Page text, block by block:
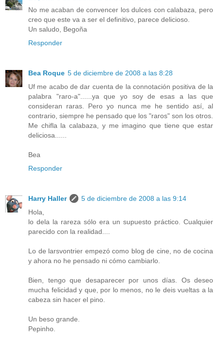
No me acaban de convencer los dulces con calabaza, pero
creo que este va a ser el definitivo, parece delicioso.
Un saludo, Begoña
Responder
Bea Roque 5 de diciembre de 2008 a las 8:28
Uf me acabo de dar cuenta de la connotación positiva de la
palabra "raro-a"......ya que yo soy de esas a las que
consideran raras. Pero yo nunca me he sentido así, al
contrario, siempre he pensado que los "raros" son los otros.
Me chifla la calabaza, y me imagino que tiene que estar
deliciosa......
Bea
Responder
Harry Haller
5 de diciembre de 2008 a las 9:14
Hola,
lo dela la rareza sólo era un supuesto práctico. Cualquier
parecido con la realidad....
Lo de larsvontrier empezó como blog de cine, no de cocina
y ahora no he pensado ni cómo cambiarlo.
Bien, tengo que desaparecer por unos días. Os deseo
mucha felicidad y que, por lo menos, no le deis vueltas a la
cabeza sin hacer el pino.
Un beso grande.
Pepinho.